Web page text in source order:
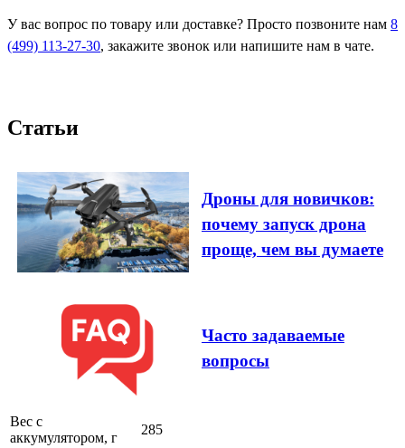
У вас вопрос по товару или доставке? Просто позвоните нам 8
(499) 113-27-30, закажите звонок или напишите нам в чате.
Статьи
Дроны для новичков:
почему запуск дрона
проще, чем вы думаете
Часто задаваемые
вопросы
Вес с
аккумулятором, г
285